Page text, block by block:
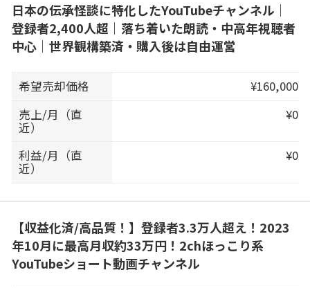
日本の伝承怪談に特化したYouTubeチャンネル｜
登録者2,400人超｜落ち着いた朗読・中高年視聴者
中心｜世界観構築済・購入後は自由運営
希望売却価格
¥160,000
売上/月（直
近）
¥0
利益/月（直
近）
¥0
【収益化済/高品質！】登録者3.3万人超え！2023
年10月に最高月収約33万円！2chほっこり系
YouTubeショート動画チャンネル